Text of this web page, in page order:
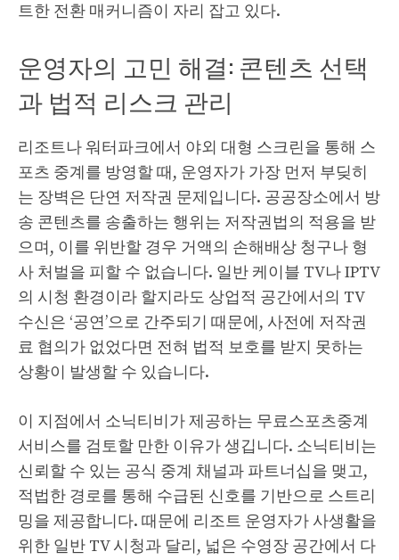
트한 전환 매커니즘이 자리 잡고 있다.
운영자의 고민 해결: 콘텐츠 선택
과 법적 리스크 관리
리조트나 워터파크에서 야외 대형 스크린을 통해 스
포츠 중계를 방영할 때, 운영자가 가장 먼저 부딪히
는 장벽은 단연 저작권 문제입니다. 공공장소에서 방
송 콘텐츠를 송출하는 행위는 저작권법의 적용을 받
으며, 이를 위반할 경우 거액의 손해배상 청구나 형
사 처벌을 피할 수 없습니다. 일반 케이블 TV나 IPTV
의 시청 환경이라 할지라도 상업적 공간에서의 TV
수신은 ‘공연’으로 간주되기 때문에, 사전에 저작권
료 협의가 없었다면 전혀 법적 보호를 받지 못하는
상황이 발생할 수 있습니다.
이 지점에서 소닉티비가 제공하는 무료스포츠중계
서비스를 검토할 만한 이유가 생깁니다. 소닉티비는
신뢰할 수 있는 공식 중계 채널과 파트너십을 맺고,
적법한 경로를 통해 수급된 신호를 기반으로 스트리
밍을 제공합니다. 때문에 리조트 운영자가 사생활을
위한 일반 TV 시청과 달리, 넓은 수영장 공간에서 다